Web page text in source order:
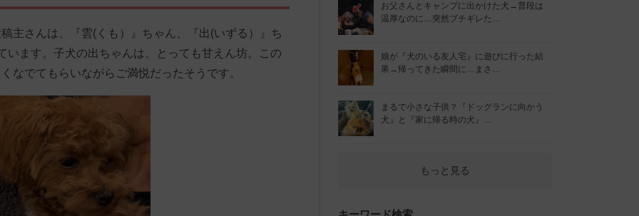
主さんは、『雲(くも）』ちゃん、『出(いずる）』ち
います。子犬の出ちゃんは、とっても甘えん坊。この
なでてもらいながらご満悦だったそうです。
お父さんとキャンプに出かけた犬→普段は
温厚なのに…突然ブチギレた…
娘が『犬のいる友人宅』に遊びに行った結
果→帰ってきた瞬間に…まさ…
まるで小さな子供？『ドッグランに向かう
犬』と『家に帰る時の犬』…
もっと見る